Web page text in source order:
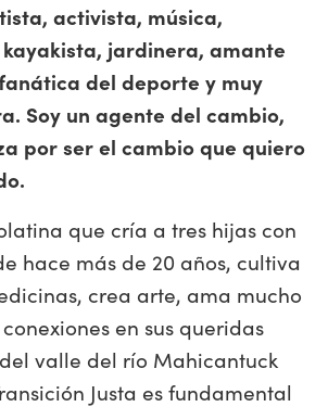
activista, música,
jardinera, amante
del deporte y muy
Soy un agente del cambio,
por ser el cambio que quiero
que cría a tres hijas con
hace más de 20 años, cultiva
crea arte, ama mucho
en sus queridas
valle del río Mahicantuck
Justa es fundamental